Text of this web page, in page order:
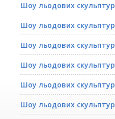
Шоу льодових скульптур
Шоу льодових скульптур
Шоу льодових скульптур
Шоу льодових скульптур
Шоу льодових скульптур
Шоу льодових скульптур